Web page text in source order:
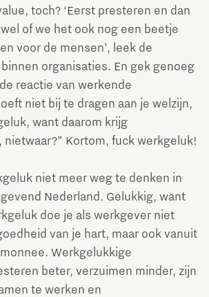
toch? ‘Eerst presteren en dan
of we het ook nog een beetje
voor de mensen’, leek de
organisaties. En gek genoeg
reactie van werkende
niet bij te dragen aan je welzijn,
want daarom krijg
nietwaar?” Kortom, fuck werkgeluk!
niet meer weg te denken in
Nederland. Gelukkig, want
doe je als werkgever niet
van je hart, maar ook vanuit
Werkgelukkige
beter, verzuimen minder, zijn
te werken en